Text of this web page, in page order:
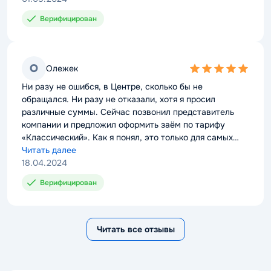
Верифицирован
О Олежек
5,0
rating
Ни разу не ошибся, в Центре, сколько бы не
обращался. Ни разу не отказали, хотя я просил
различные суммы. Сейчас позвонил представитель
компании и предложил оформить заём по тарифу
«Классический». Как я понял, это только для самых
ответственных и добросовестных клиентов. Я пока
думаю над предложением, но скорее всего соглашусь.
Читать далее
18.04.2024
Верифицирован
Читать все отзывы